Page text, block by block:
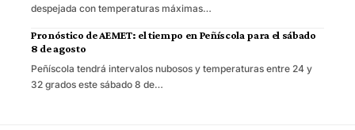
despejada con temperaturas máximas…
Pronóstico de AEMET: el tiempo en Peñíscola para el sábado
8 de agosto
Peñíscola tendrá intervalos nubosos y temperaturas entre 24 y
32 grados este sábado 8 de…